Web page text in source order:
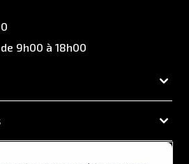
9h00 à 18h00